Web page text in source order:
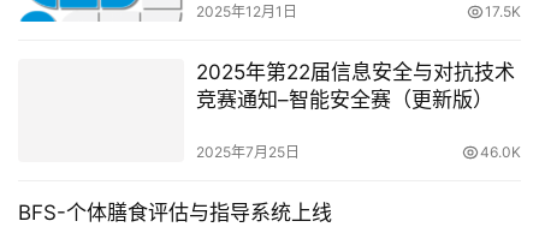
2025年12月1日 17.5K
2025年第22届信息安全与对抗技术
竞赛通知–智能安全赛（更新版）
2025年7月25日 46.0K
BFS-个体膳食评估与指导系统上线